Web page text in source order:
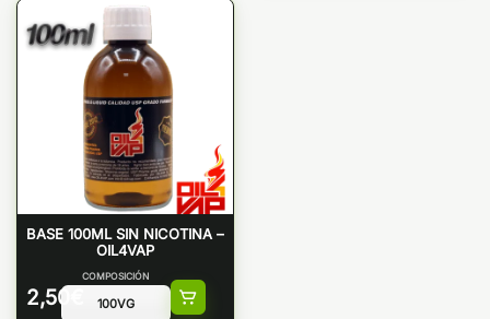
BASE 100ML SIN NICOTINA –
OIL4VAP
2,50
COMPOSICIÓN